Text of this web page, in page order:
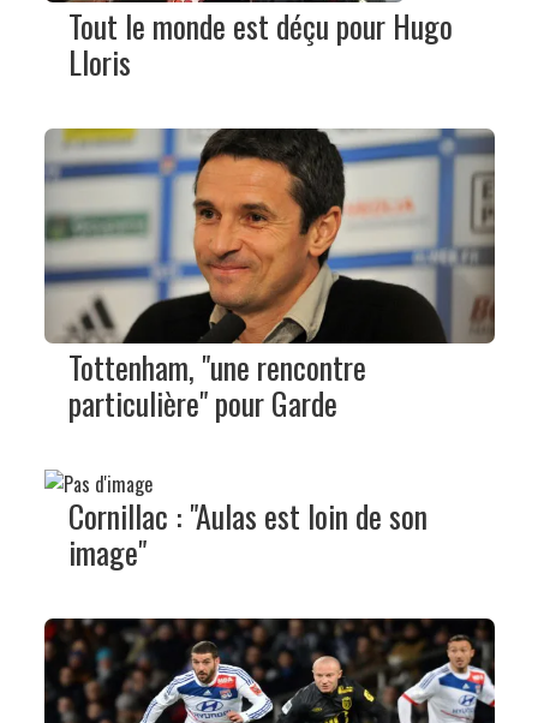
Tout le monde est déçu pour Hugo
Lloris
Tottenham, "une rencontre
particulière" pour Garde
Cornillac : "Aulas est loin de son
image"